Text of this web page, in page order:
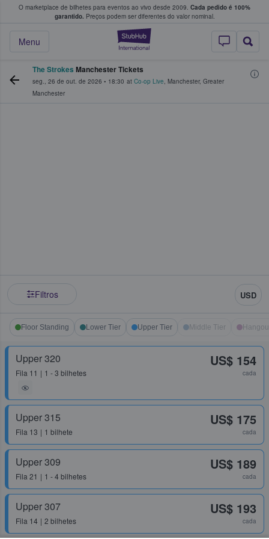
O marketplace de bilhetes para eventos ao vivo desde 2009. Cada pedido é 100%
garantido. Preços podem ser diferentes do valor nominal.
StubHub – onde
Menu
fãs compram e vendem bilhetes
The Strokes Manchester Tickets
seg., 26 de out. de 2026 • 18:30 at Co-op Live, Manchester, Greater
Manchester
Filtros USD
Floor Standing Lower Tier Upper Tier Middle Tier
Upper 320
Fila 11 1 - 3 bilhetes
US$ 154
cada
Upper 315
Fila 13 1 bilhete
US$ 175
cada
Upper 309
Fila 21 1 - 4 bilhetes
US$ 189
cada
Upper 307
Fila 14 2 bilhetes
US$ 193
cada